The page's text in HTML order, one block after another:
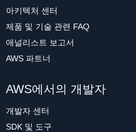
아키텍처 센터
제품 및 기술 관련 FAQ
애널리스트 보고서
AWS 파트너
AWS에서의 개발자
개발자 센터
SDK 및 도구